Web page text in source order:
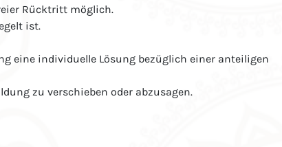
Rücktritt möglich.
ist.
eine individuelle Lösung bezüglich einer anteiligen
zu verschieben oder abzusagen.